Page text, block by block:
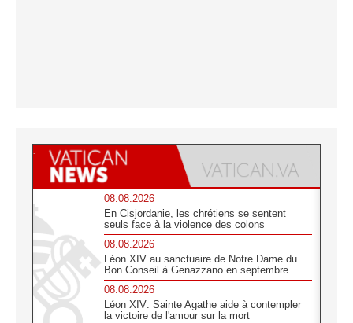
08.08.2026
En Cisjordanie, les chrétiens se sentent
seuls face à la violence des colons
08.08.2026
Léon XIV au sanctuaire de Notre Dame du
Bon Conseil à Genazzano en septembre
08.08.2026
Léon XIV: Sainte Agathe aide à contempler
la victoire de l'amour sur la mort